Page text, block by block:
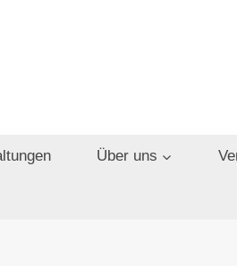
Über uns